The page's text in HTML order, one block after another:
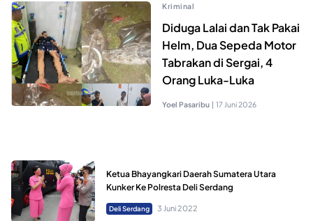
Kriminal
Diduga Lalai dan Tak Pakai
Helm, Dua Sepeda Motor
Tabrakan di Sergai, 4
Orang Luka-Luka
Yoel Pasaribu | 17 Juni 2026
Ketua Bhayangkari Daerah Sumatera Utara
Kunker Ke Polresta Deli Serdang
Deli Serdang 3 Juni 2022